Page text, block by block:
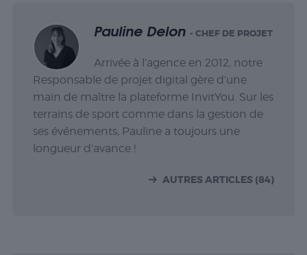
Pauline Delon - CHEF DE PROJET
Arrivée à l’agence en 2012, notre
Responsable de projet digital gère d’une
main de maître la plateforme InvitYou. Sur les
terrains de sport comme dans la gestion de
ses événements, Pauline a toujours une
longueur d’avance !
AUTRES ARTICLES (84)